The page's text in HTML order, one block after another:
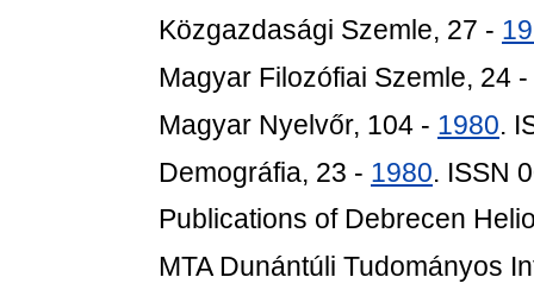
Közgazdasági Szemle, 27 -
Magyar Filozófiai Szemle, 24 -
Magyar Nyelvőr, 104 - 1980.
Demográfia, 23 - 1980. ISSN
Publications of Debrecen
MTA Dunántúli Tudományos